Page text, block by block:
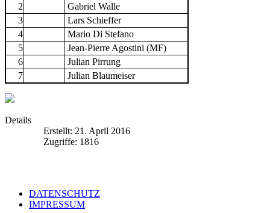
2
Gabriel Walle
3
Lars Schieffer
4
Mario Di Stefano
5
Jean-Pierre Agostini (MF)
6
Julian Pirrung
7
Julian Blaumeiser
Details
Erstellt: 21. April 2016
Zugriffe: 1816
DATENSCHUTZ
IMPRESSUM